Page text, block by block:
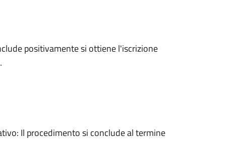
positivamente si ottiene l'iscrizione
Il procedimento si conclude al termine